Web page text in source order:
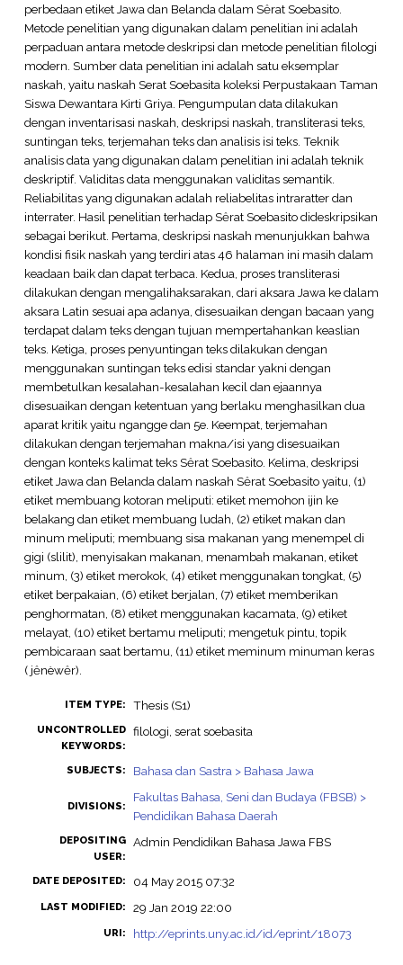
perbedaan etiket Jawa dan Belanda dalam Sȇrat Soebasito.
Metode penelitian yang digunakan dalam penelitian ini adalah
perpaduan antara metode deskripsi dan metode penelitian filologi
modern. Sumber data penelitian ini adalah satu eksemplar
naskah, yaitu naskah Serat Soebasita koleksi Perpustakaan Taman
Siswa Dewantara Kirti Griya. Pengumpulan data dilakukan
dengan inventarisasi naskah, deskripsi naskah, transliterasi teks,
suntingan teks, terjemahan teks dan analisis isi teks. Teknik
analisis data yang digunakan dalam penelitian ini adalah teknik
deskriptif. Validitas data menggunakan validitas semantik.
Reliabilitas yang digunakan adalah reliabelitas intraratter dan
interrater. Hasil penelitian terhadap Sȇrat Soebasito dideskripsikan
sebagai berikut. Pertama, deskripsi naskah menunjukkan bahwa
kondisi fisik naskah yang terdiri atas 46 halaman ini masih dalam
keadaan baik dan dapat terbaca. Kedua, proses transliterasi
dilakukan dengan mengalihaksarakan, dari aksara Jawa ke dalam
aksara Latin sesuai apa adanya, disesuaikan dengan bacaan yang
terdapat dalam teks dengan tujuan mempertahankan keaslian
teks. Ketiga, proses penyuntingan teks dilakukan dengan
menggunakan suntingan teks edisi standar yakni dengan
membetulkan kesalahan-kesalahan kecil dan ejaannya
disesuaikan dengan ketentuan yang berlaku menghasilkan dua
aparat kritik yaitu ngangge dan 5e. Keempat, terjemahan
dilakukan dengan terjemahan makna/isi yang disesuaikan
dengan konteks kalimat teks Sȇrat Soebasito. Kelima, deskripsi
etiket Jawa dan Belanda dalam naskah Sȇrat Soebasito yaitu, (1)
etiket membuang kotoran meliputi: etiket memohon ijin ke
belakang dan etiket membuang ludah, (2) etiket makan dan
minum meliputi; membuang sisa makanan yang menempel di
gigi (slilit), menyisakan makanan, menambah makanan, etiket
minum, (3) etiket merokok, (4) etiket menggunakan tongkat, (5)
etiket berpakaian, (6) etiket berjalan, (7) etiket memberikan
penghormatan, (8) etiket menggunakan kacamata, (9) etiket
melayat, (10) etiket bertamu meliputi; mengetuk pintu, topik
pembicaraan saat bertamu, (11) etiket meminum minuman keras
( jȇnѐwȇr).
ITEM TYPE: Thesis (S1)
UNCONTROLLED
KEYWORDS:
filologi, serat soebasita
SUBJECTS: Bahasa dan Sastra > Bahasa Jawa
DIVISIONS:
Fakultas Bahasa, Seni dan Budaya (FBSB) >
Pendidikan Bahasa Daerah
DEPOSITING
USER:
Admin Pendidikan Bahasa Jawa FBS
DATE DEPOSITED: 04 May 2015 07:32
LAST MODIFIED: 29 Jan 2019 22:00
URI: http://eprints.uny.ac.id/id/eprint/18073